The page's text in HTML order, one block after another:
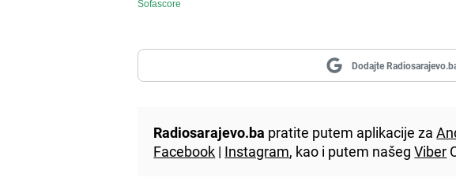
Sofascore
Dodajte
Radiosarajevo.ba pratite putem aplikacije za
Facebook | Instagram, kao i putem našegViber